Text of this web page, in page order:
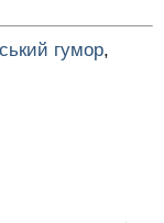
гумор,